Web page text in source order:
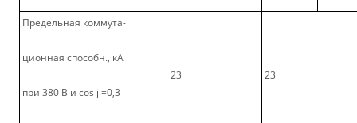
Предельная коммута-
ционная способн., кА
при 380 В и cos j =0,3
23 23